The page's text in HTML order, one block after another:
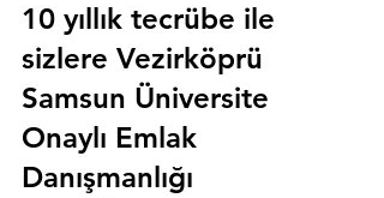
10 yıllık tecrübe ile
sizlere Vezirköprü
Samsun Üniversite
Onaylı Emlak
Danışmanlığı